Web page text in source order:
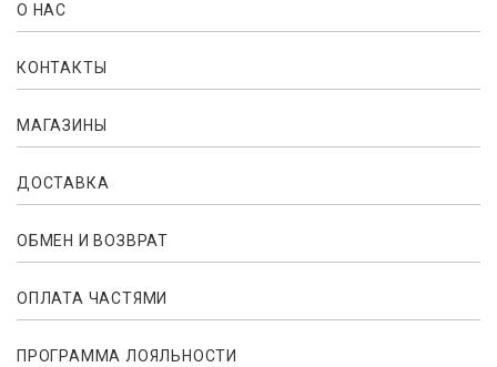
О НАС
КОНТАКТЫ
МАГАЗИНЫ
ДОСТАВКА
ОБМЕН И ВОЗВРАТ
ОПЛАТА ЧАСТЯМИ
ПРОГРАММА ЛОЯЛЬНОСТИ